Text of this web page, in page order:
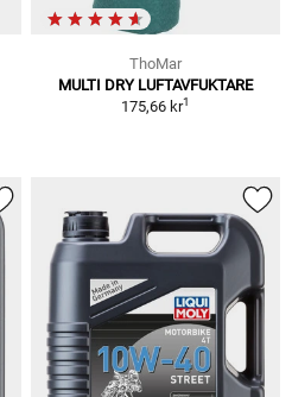
ThoMar
MULTI DRY LUFTAVFUKTARE
175,66 kr1